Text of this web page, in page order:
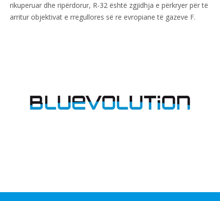
rikuperuar dhe ripërdorur, R-32 është zgjidhja e përkryer për të
arritur objektivat e rregullores së re evropiane të gazeve F.